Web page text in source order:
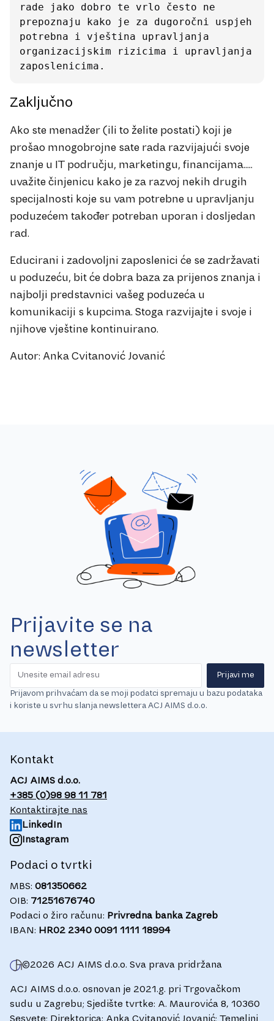
rade jako dobro te vrlo često ne
prepoznaju kako je za dugoročni uspjeh
potrebna i vještina upravljanja
organizacijskim rizicima i upravljanja
zaposlenicima.
Zaključno
Ako ste menadžer (ili to želite postati) koji je
prošao mnogobrojne sate rada razvijajući svoje
znanje u IT području, marketingu, financijama.....
uvažite činjenicu kako je za razvoj nekih drugih
specijalnosti koje su vam potrebne u upravljanju
poduzećem također potreban uporan i dosljedan
rad.
Educirani i zadovoljni zaposlenici će se zadržavati
u poduzeću, bit će dobra baza za prijenos znanja i
najbolji predstavnici vašeg poduzeća u
komunikaciji s kupcima. Stoga razvijajte i svoje i
njihove vještine kontinuirano.
Autor: Anka Cvitanović Jovanić
Prijavite se na
newsletter
Prijavi me
Prijavom prihvaćam da se moji podatci spremaju u bazu podataka
i koriste u svrhu slanja newslettera ACJ AIMS d.o.o.
Kontakt
ACJ AIMS d.o.o.
+385 (0)98 98 11 781
Kontaktirajte nas
LinkedIn
Instagram
Podaci o tvrtki
MBS: 081350662
OIB: 71251676740
Podaci o žiro računu: Privredna banka Zagreb
IBAN: HR02 2340 0091 1111 18994
©2026 ACJ AIMS d.o.o. Sva prava pridržana
ACJ AIMS d.o.o. osnovan je 2021.g. pri Trgovačkom
sudu u Zagrebu; Sjedište tvrtke: A. Maurovića 8, 10360